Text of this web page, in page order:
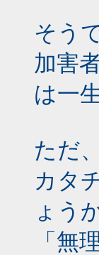
そう
加害
は一
ただ
カタ
ょう
「無